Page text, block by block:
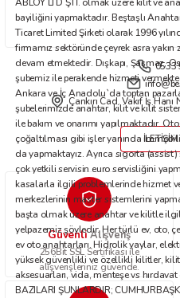
bayiliğini yapmaktadır. Beştaşlı
Ticaret Limited Şirketi olarak 1996
firmamız sektöründe çeyrek asra
devam etmektedir. Dışkapı, Şaşmaz,
şubemiz ile perakende hizmeti
Ankara ve İç Anadolu`da toptan
şubelerimizde anahtar, kilit ve kilit
ile bakım ve onarımı yapılmaktadır.
çoğaltılması gibi işler yanında
da yapmaktayız. Ayrıca sigorta
çok yetkili servisin euro servisliğini
kasalarla ilgili problemlerinde hizmet
merkezlerinin master sistemlerini
başta olmak üzere anahtar ve kilitle
yelpazemiz şöyledir: Her türlü ev, oto,
ev oto anahtarları. Hidrolik yaylar,
yüksek güvenlikli ve özellikli kilitler, kilit
aksesuarları, vida, menteşe vs
BAZILARI ŞUNLARDIR;
0533
Çankırı Cad. Vakıf İş
GüvenliAlışveriş
256Bit SSL Sertifikası ile
alışverişleriniz güvende.